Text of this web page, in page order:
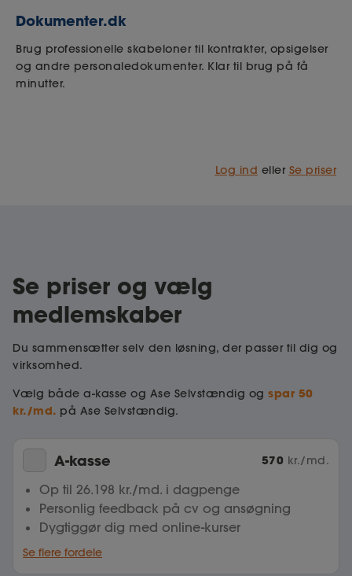
Dokumenter.dk
Brug professionelle skabeloner til kontrakter, opsigelser
og andre personaledokumenter. Klar til brug på få
minutter.
Log ind eller Se priser
Se priser og vælg
medlemskaber
Du sammensætter selv den løsning, der passer til dig og
virksomhed.
Vælg både a-kasse og Ase Selvstændig og spar 50
kr./md. på Ase Selvstændig.
A-kasse 570 kr./md.
Op til 26.198 kr./md. i dagpenge
Personlig feedback på cv og ansøgning
Dygtiggør dig med online-kurser
Se flere fordele